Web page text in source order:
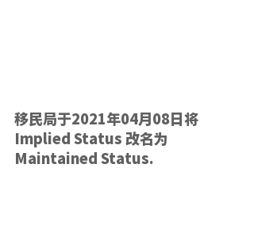
移民局于2021年04月08日将
Implied Status 改名为
Maintained Status.